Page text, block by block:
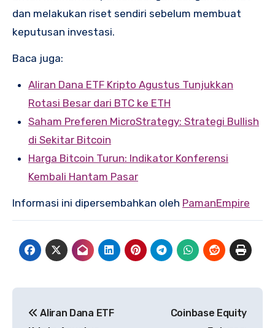
dan melakukan riset sendiri sebelum membuat
keputusan investasi.
Baca juga:
Aliran Dana ETF Kripto Agustus Tunjukkan
Rotasi Besar dari BTC ke ETH
Saham Preferen MicroStrategy: Strategi Bullish
di Sekitar Bitcoin
Harga Bitcoin Turun: Indikator Konferensi
Kembali Hantam Pasar
Informasi ini dipersembahkan oleh PamanEmpire
Aliran Dana ETF
Coinbase Equity